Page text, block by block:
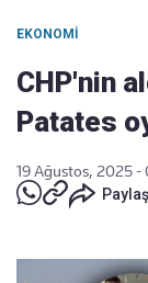
EKONOMI
CHP'nin
Patates
19 Ağustos, 2025 -
Paylaş